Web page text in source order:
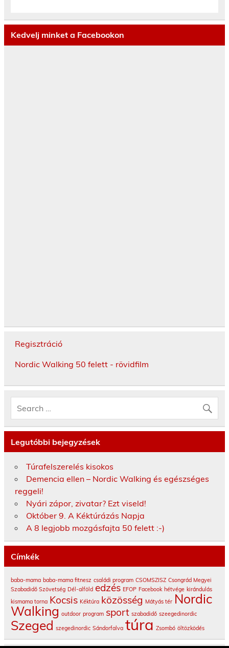
Kedvelj minket a Facebookon
Regisztráció
Nordic Walking 50 felett - rövidfilm
Legutóbbi bejegyzések
Túrafelszerelés kisokos
Demencia ellen – Nordic Walking és egészséges
reggeli!
Nyári zápor, zivatar? Ezt viseld!
Október 9. A Kéktúrázás Napja
A 8 legjobb mozgásfajta 50 felett :-)
Címkék
baba-mama baba-mama fitnesz családi program CSOMSZISZ Csongrád Megyei
Szabadidő Szövetség Dél-alföld edzés EFOP Facebook hétvége kirándulás
kismama torna Kocsis Kéktúra közösség Mátyás tér Nordic
Walking outdoor program sport szabadidő szeegedinordic
Szeged szegedinordic Sándorfalva túra Zsombó öltözködés